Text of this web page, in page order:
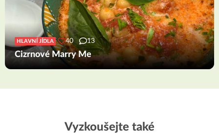
HLAVNÍ JÍDLA 40 13
Cizrnové Marry Me
Vyzkoušejte také